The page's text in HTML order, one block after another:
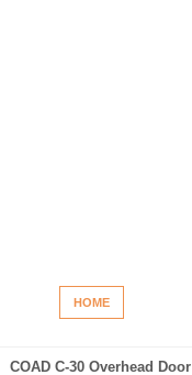
HOME
COAD C-30 Overhead Door